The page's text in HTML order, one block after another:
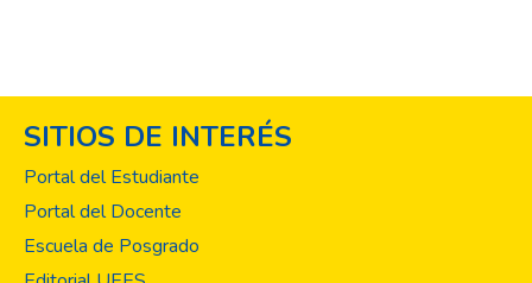
SITIOS DE INTERÉS
Portal del Estudiante
Portal del Docente
Escuela de Posgrado